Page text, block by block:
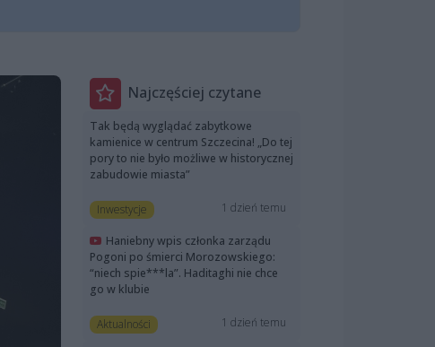
Najczęściej czytane
Tak będą wyglądać zabytkowe
kamienice w centrum Szczecina! „Do tej
pory to nie było możliwe w historycznej
zabudowie miasta”
Inwestycje 1 dzień temu
Haniebny wpis członka zarządu
Pogoni po śmierci Morozowskiego:
“niech spie***la”. Haditaghi nie chce
go w klubie
Aktualności 1 dzień temu